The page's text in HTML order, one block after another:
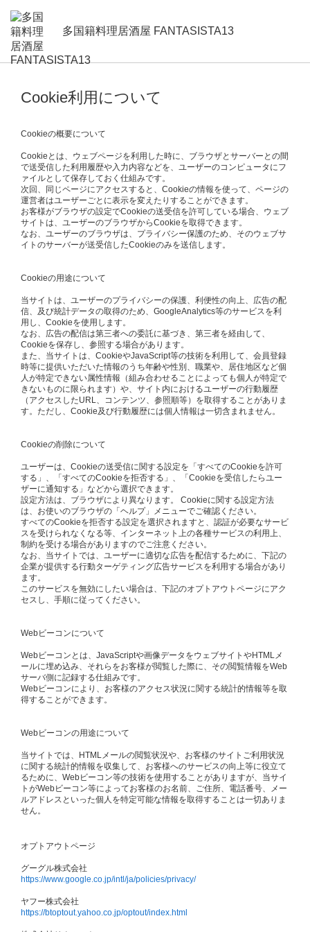
多国籍料理居酒屋 FANTASISTA13
Cookie利用について
Cookieの概要について
Cookieとは、ウェブページを利用した時に、ブラウザとサーバーとの間
で送受信した利用履歴や入力内容などを、ユーザーのコンピュータにフ
ァイルとして保存しておく仕組みです。
次回、同じページにアクセスすると、Cookieの情報を使って、ページの
運営者はユーザーごとに表示を変えたりすることができます。
お客様がブラウザの設定でCookieの送受信を許可している場合、ウェブ
サイトは、ユーザーのブラウザからCookieを取得できます。
なお、ユーザーのブラウザは、プライバシー保護のため、そのウェブサ
イトのサーバーが送受信したCookieのみを送信します。
Cookieの用途について
当サイトは、ユーザーのプライバシーの保護、利便性の向上、広告の配
信、及び統計データの取得のため、GoogleAnalytics等のサービスを利
用し、Cookieを使用します。
なお、広告の配信は第三者への委託に基づき、第三者を経由して、
Cookieを保存し、参照する場合があります。
また、当サイトは、CookieやJavaScript等の技術を利用して、会員登録
時等に提供いただいた情報のうち年齢や性別、職業や、居住地区など個
人が特定できない属性情報（組み合わせることによっても個人が特定で
きないものに限られます）や、サイト内におけるユーザーの行動履歴
（アクセスしたURL、コンテンツ、参照順等）を取得することがありま
す。ただし、Cookie及び行動履歴には個人情報は一切含まれません。
Cookieの削除について
ユーザーは、Cookieの送受信に関する設定を「すべてのCookieを許可
する」、「すべてのCookieを拒否する」、「Cookieを受信したらユー
ザーに通知する」などから選択できます。
設定方法は、ブラウザにより異なります。 Cookieに関する設定方法
は、お使いのブラウザの「ヘルプ」メニューでご確認ください。
すべてのCookieを拒否する設定を選択されますと、認証が必要なサービ
スを受けられなくなる等、インターネット上の各種サービスの利用上、
制約を受ける場合がありますのでご注意ください。
なお、当サイトでは、ユーザーに適切な広告を配信するために、下記の
企業が提供する行動ターゲティング広告サービスを利用する場合があり
ます。
このサービスを無効にしたい場合は、下記のオプトアウトページにアク
セスし、手順に従ってください。
Webビーコンについて
Webビーコンとは、JavaScriptや画像データをウェブサイトやHTMLメ
ールに埋め込み、それらをお客様が閲覧した際に、その閲覧情報をWeb
サーバ側に記録する仕組みです。
Webビーコンにより、お客様のアクセス状況に関する統計的情報等を取
得することができます。
Webビーコンの用途について
当サイトでは、HTMLメールの閲覧状況や、お客様のサイトご利用状況
に関する統計的情報を収集して、お客様へのサービスの向上等に役立て
るために、Webビーコン等の技術を使用することがありますが、当サイ
トがWebビーコン等によってお客様のお名前、ご住所、電話番号、メー
ルアドレスといった個人を特定可能な情報を取得することは一切ありま
せん。
オプトアウトページ
グーグル株式会社
https://www.google.co.jp/intl/ja/policies/privacy/
ヤフー株式会社
https://btoptout.yahoo.co.jp/optout/index.html